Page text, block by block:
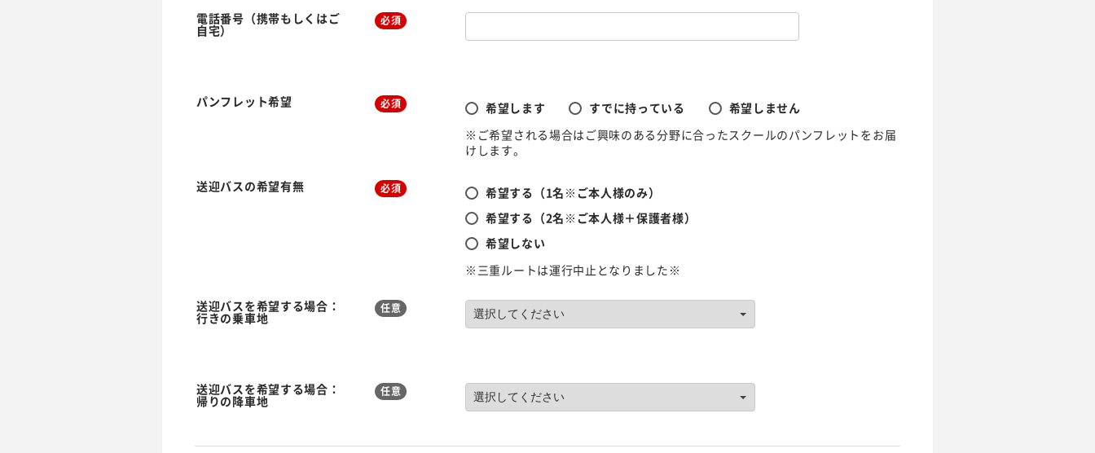
電話番号（携帯もしくはご
自宅）
必須
パンフレット希望 必須 希望します すでに持っている
希望しません
※ご希望される場合はご興味のある分野に合ったスクールのパンフレットをお届
けします。
送迎バスの希望有無 必須
希望する（1名※ご本人様のみ）
希望する（2名※ご本人様＋保護者様）
希望しない
※三重ルートは運行中止となりました※
送迎バスを希望する場合：
行きの乗車地
任意
送迎バスを希望する場合：
帰りの降車地
任意